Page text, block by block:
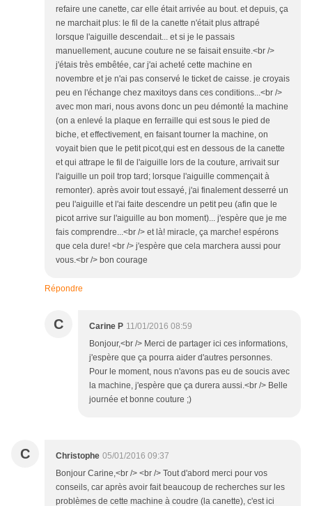
refaire une canette, car elle était arrivée au bout. et depuis, ça
ne marchait plus: le fil de la canette n'était plus attrapé
lorsque l'aiguille descendait... et si je le passais
manuellement, aucune couture ne se faisait ensuite.<br />
j'étais très embêtée, car j'ai acheté cette machine en
novembre et je n'ai pas conservé le ticket de caisse. je croyais
peu en l'échange chez maxitoys dans ces conditions...<br />
avec mon mari, nous avons donc un peu démonté la machine
(on a enlevé la plaque en ferraille qui est sous le pied de
biche, et effectivement, en faisant tourner la machine, on
voyait bien que le petit picot,qui est en dessous de la canette
et qui attrape le fil de l'aiguille lors de la couture, arrivait sur
l'aiguille un poil trop tard; lorsque l'aiguille commençait à
remonter). après avoir tout essayé, j'ai finalement desserré un
peu l'aiguille et l'ai faite descendre un petit peu (afin que le
picot arrive sur l'aiguille au bon moment)... j'espère que je me
fais comprendre...<br /> et là! miracle, ça marche! espérons
que cela dure! <br /> j'espère que cela marchera aussi pour
vous.<br /> bon courage
Répondre
C Carine P 11/01/2016 08:59
Bonjour,<br /> Merci de partager ici ces informations,
j'espère que ça pourra aider d'autres personnes.
Pour le moment, nous n'avons pas eu de soucis avec
la machine, j'espère que ça durera aussi.<br /> Belle
journée et bonne couture ;)
C Christophe 05/01/2016 09:37
Bonjour Carine,<br /> <br /> Tout d'abord merci pour vos
conseils, car après avoir fait beaucoup de recherches sur les
problèmes de cette machine à coudre (la canette), c'est ici